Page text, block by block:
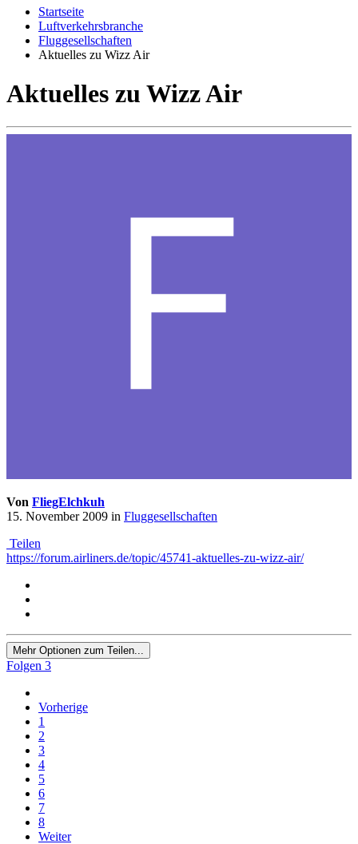
Startseite
Luftverkehrsbranche
Fluggesellschaften
Aktuelles zu Wizz Air
Aktuelles zu Wizz Air
Von FliegElchkuh
15. November 2009 in Fluggesellschaften
Teilen
https://forum.airliners.de/topic/45741-aktuelles-zu-wizz-air/
Mehr Optionen zum Teilen...
Folgen 3
Vorherige
1
2
3
4
5
6
7
8
Weiter